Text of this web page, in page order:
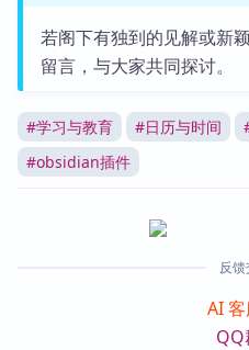
若阁下有独到的见解或新
留言，与大家共同探讨。
#学习与教育 #日历与时间
#obsidian插件
反
AI 客
QQ